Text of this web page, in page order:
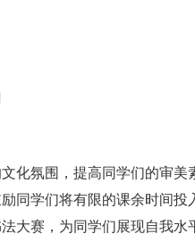
化氛围，提高同学们的审
同学们将有限的课余时间
大赛，为同学们展现自我水